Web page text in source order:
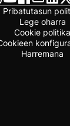
Pribatutasun
Lege oharra
Cookie politika
Harremana